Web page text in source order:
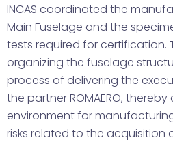
INCAS coordinated the
Main Fuselage and the
tests required for certification.
organizing the fuselage
process of delivering the
the partner ROMAERO,
environment for
risks related to the acquisition